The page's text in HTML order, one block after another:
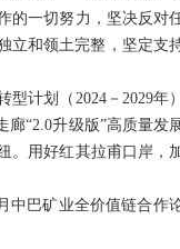
的一切努力，坚决反对
立和领土完整，坚定支
计划（2024－2029年
“2.0升级版”高质量发展
。用好红其拉甫口岸，
中巴矿业全价值链合作